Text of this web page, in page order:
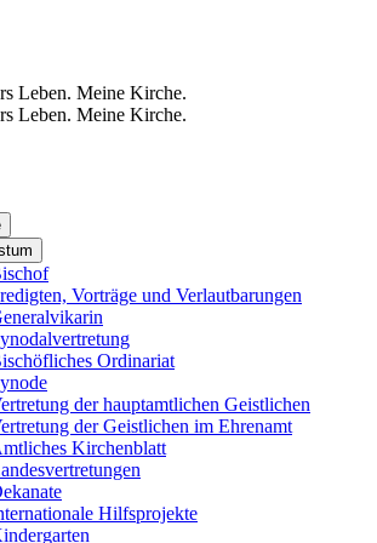
Vorträge und Verlautbarungen
Ordinariat
der hauptamtlichen Geistlichen
der Geistlichen im Ehrenamt
Kirchenblatt
Hilfsprojekte